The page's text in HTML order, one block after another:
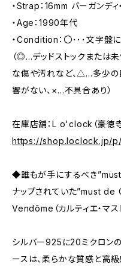
・Strap：16mm バーガンディ
・Age：1990年代
・Condition：〇･･･文字盤
（◎…デッドストックまたは
な傷や汚れなど、△…多少
響がない、×…不具合あり）
在庫店舗：L o'clock（豪徳寺
https://shop.loclock.jp/
◆誰もが手にするべき”must
ナップされていた”must
Vendôme（カルティエ・マス
シルバー925に20ミクロンの
ースは、柔らかな質感と高